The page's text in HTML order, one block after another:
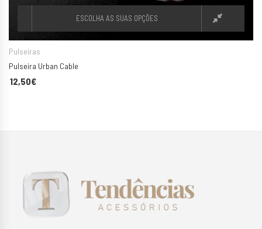
ESCOLHA AS SUAS OPÇÕES
Pulseiras
Pulseira Urban Cable
12,50€